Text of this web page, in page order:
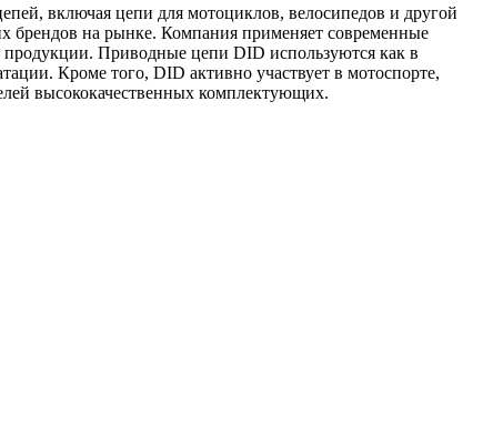
включая цепи для мотоциклов, велосипедов и другой
брендов на рынке. Компания применяет современные
продукции. Приводные цепи DID используются как в
Кроме того, DID активно участвует в мотоспорте,
высококачественных комплектующих.